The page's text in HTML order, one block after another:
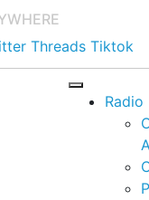
Threads Tiktok
Radio